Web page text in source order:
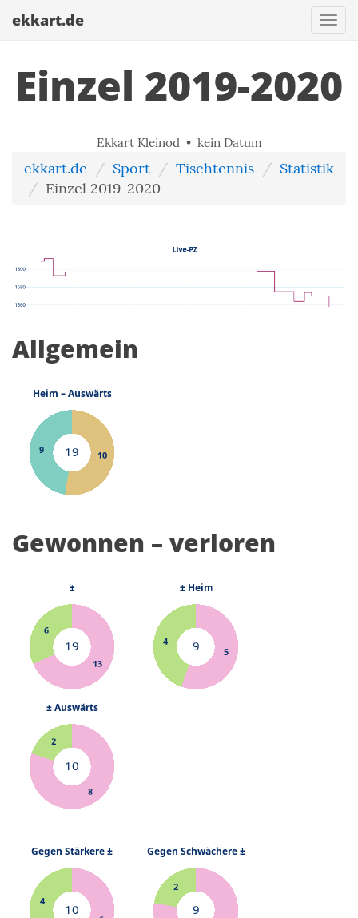
ekkart.de
Einzel 2019-2020
Ekkart Kleinod • kein Datum
ekkart.de Sport Tischtennis
Statistik
Einzel 2019-2020
Allgemein
Gewonnen – verloren